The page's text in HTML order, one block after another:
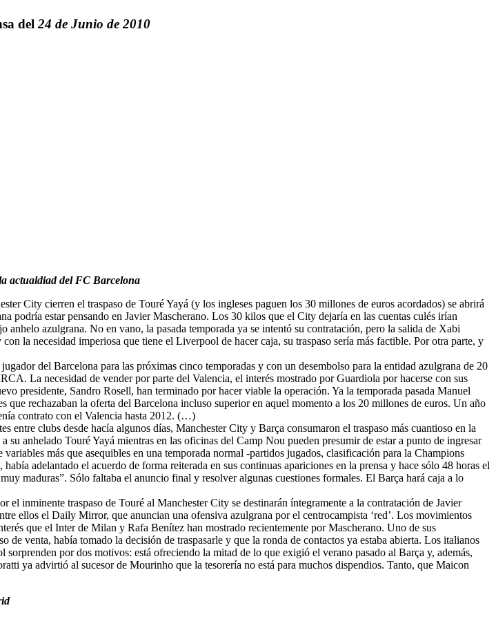
del 24 de Junio de 2010
actualdiad del FC Barcelona
City cierren el traspaso de Touré Yayá (y los ingleses paguen los 30 millones de euros acordados) se abrirá
podría estar pensando en Javier Mascherano. Los 30 kilos que el City dejaría en las cuentas culés irían
azulgrana. No en vano, la pasada temporada ya se intentó su contratación, pero la salida de Xabi
la necesidad imperiosa que tiene el Liverpool de hacer caja, su traspaso sería más factible. Por otra parte, y
del Barcelona para las próximas cinco temporadas y con un desembolso para la entidad azulgrana de 20
La necesidad de vender por parte del Valencia, el interés mostrado por Guardiola por hacerse con sus
presidente, Sandro Rosell, han terminado por hacer viable la operación. Ya la temporada pasada Manuel
rechazaban la oferta del Barcelona incluso superior en aquel momento a los 20 millones de euros. Un año
contrato con el Valencia hasta 2012. (…)
entre clubs desde hacía algunos días, Manchester City y Barça consumaron el traspaso más cuantioso en la
anhelado Touré Yayá mientras en las oficinas del Camp Nou pueden presumir de estar a punto de ingresar
más que asequibles en una temporada normal -partidos jugados, clasificación para la Champions
adelantado el acuerdo de forma reiterada en sus continuas apariciones en la prensa y hace sólo 48 horas el
maduras”. Sólo faltaba el anuncio final y resolver algunas cuestiones formales. El Barça hará caja a lo
el inminente traspaso de Touré al Manchester City se destinarán íntegramente a la contratación de Javier
ellos el Daily Mirror, que anuncian una ofensiva azulgrana por el centrocampista ‘red’. Los movimientos
que el Inter de Milan y Rafa Benítez han mostrado recientemente por Mascherano. Uno de sus
venta, había tomado la decisión de traspasarle y que la ronda de contactos ya estaba abierta. Los italianos
por dos motivos: está ofreciendo la mitad de lo que exigió el verano pasado al Barça y, además,
ya advirtió al sucesor de Mourinho que la tesorería no está para muchos dispendios. Tanto, que Maicon